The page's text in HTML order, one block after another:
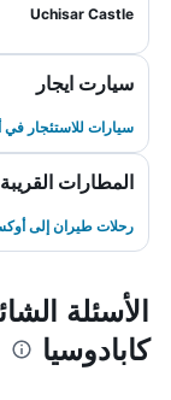
Uchisar Castle
سيارت ايجار
سيارات للاستئجار في
المطارات القريبة
رحلات طيران إلى
الأسئلة
كابادوسيا